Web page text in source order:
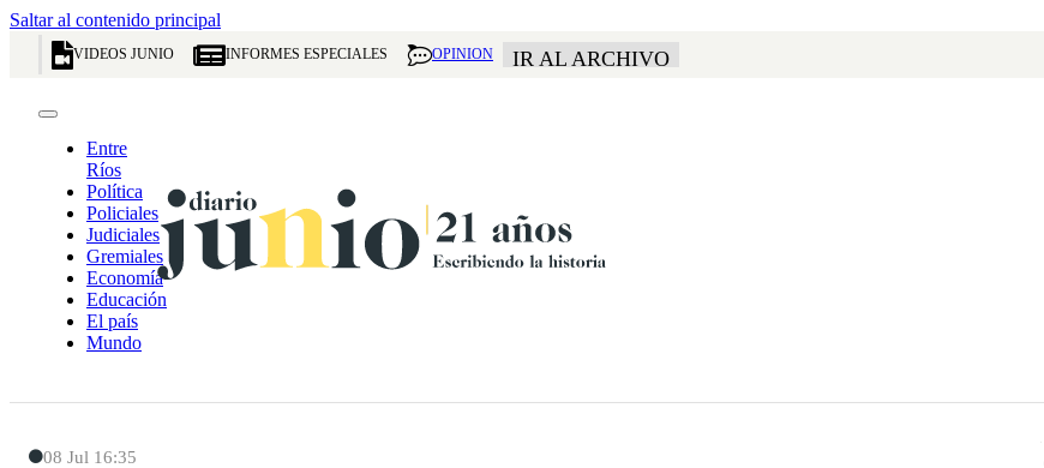
Saltar al contenido principal
VIDEOS JUNIO INFORMES ESPECIALES OPINION IR AL ARCHIVO
Entre
Ríos
Política
Policiales
Judiciales
Gremiales
Economía
Educación
El país
Mundo
08 Jul 16:35